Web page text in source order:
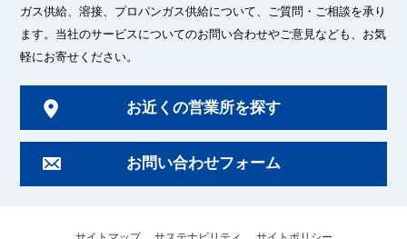
ガス供給、溶接、プロパンガス供給について、ご質問・ご相談を承り
ます。 当社のサービスについてのお問い合わせやご意見なども、お気
軽にお寄せください。
お近くの営業所を探す
お問い合わせフォーム